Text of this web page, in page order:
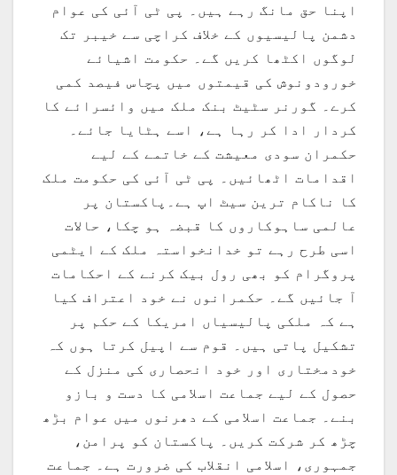
اپنا حق مانگ رہے ہیں۔ پی ٹی آئی کی عوام
دشمن پالیسیوں کے خلاف کراچی سے خیبر تک
لوگوں اکٹھا کریں گے۔ حکومت اشیائے
خورودونوش کی قیمتوں میں پچاس فیصد کمی
کرے۔ گورنر سٹیٹ بنک ملک میں وائسرائے کا
کردار ادا کر رہا ہے، اسے ہٹایا جائے۔
حکمران سودی معیشت کے خاتمے کے لیے
اقدامات اٹھائیں۔ پی ٹی آئی کی حکومت ملک
کا ناکام ترین سیٹ اپ ہے۔پاکستان پر
عالمی ساہوکاروں کا قبضہ ہو چکا، حالات
اسی طرح رہے تو خدانخواستہ ملک کے ایٹمی
پروگرام کو بھی رول بیک کرنے کے احکامات
آ جائیں گے۔ حکمرانوں نے خود اعتراف کیا
ہے کہ ملکی پالیسیاں امریکا کے حکم پر
تشکیل پاتی ہیں۔ قوم سے اپیل کرتا ہوں کہ
خودمختاری اور خود انحصاری کی منزل کے
حصول کے لیے جماعت اسلامی کا دست و بازو
بنے۔ جماعت اسلامی کے دھرنوں میں عوام بڑھ
چڑھ کر شرکت کریں۔ پاکستان کو پرامن،
جمہوری، اسلامی انقلاب کی ضرورت ہے۔ جماعت